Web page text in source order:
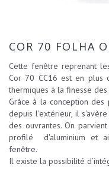
COR 70 FOLHA
Cette fenêtre reprenant
Cor 70 CC16 est en plus
thermiques à la finesse
Grâce à la conception
depuis l'extérieur, il
des ouvrantes. On
profilé d'aluminium et
fenêtre.
Il existe la possibilité